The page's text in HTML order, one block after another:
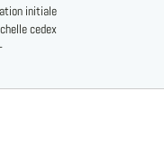
initiale
cedex